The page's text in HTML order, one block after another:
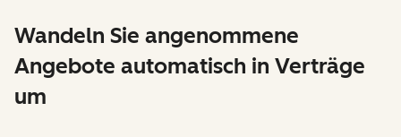
Wandeln Sie angenommene
Angebote automatisch in Verträge
um